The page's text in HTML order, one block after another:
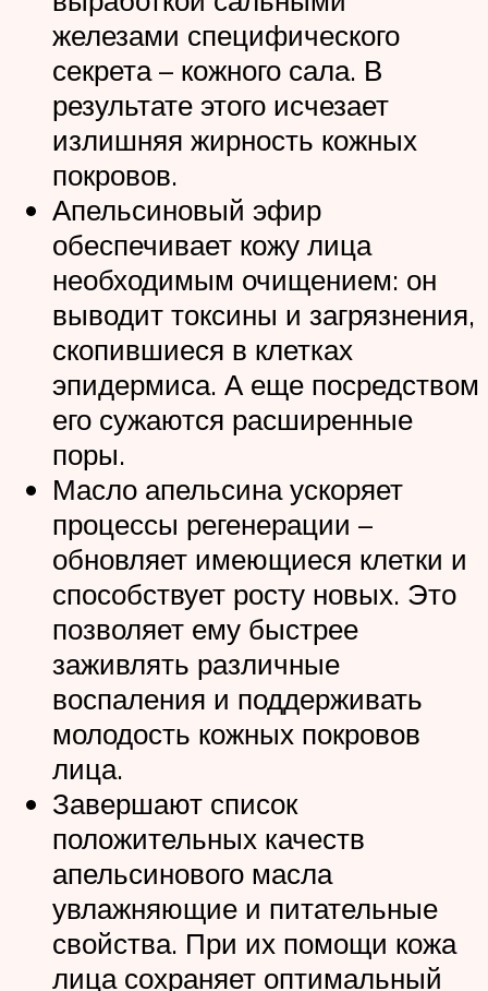
железами специфического
секрета – кожного сала. В
результате этого исчезает
излишняя жирность кожных
покровов.
Апельсиновый эфир
обеспечивает кожу лица
необходимым очищением: он
выводит токсины и загрязнения,
скопившиеся в клетках
эпидермиса. А еще посредством
его сужаются расширенные
поры.
Масло апельсина ускоряет
процессы регенерации –
обновляет имеющиеся клетки и
способствует росту новых. Это
позволяет ему быстрее
заживлять различные
воспаления и поддерживать
молодость кожных покровов
лица.
Завершают список
положительных качеств
апельсинового масла
увлажняющие и питательные
свойства. При их помощи кожа
лица сохраняет оптимальный